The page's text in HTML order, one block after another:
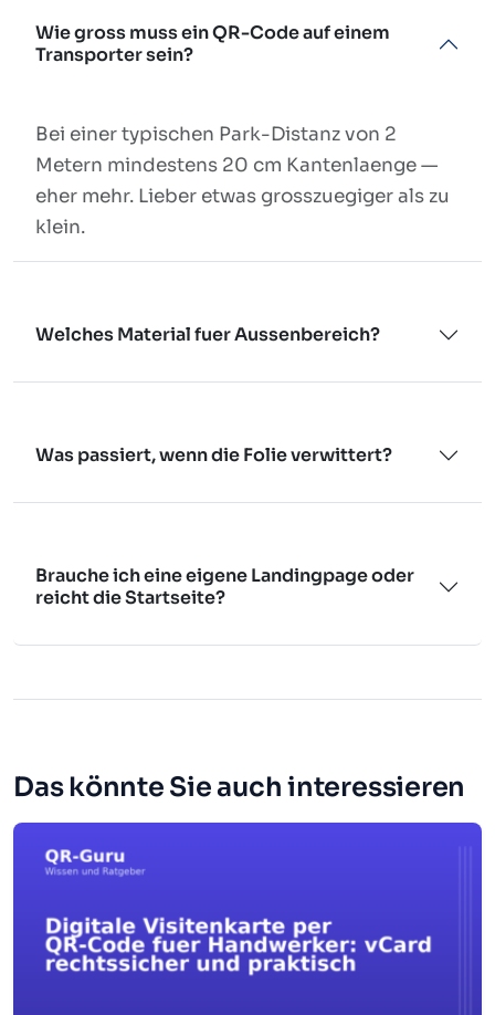
Wie gross muss ein QR-Code auf einem
Transporter sein?
Bei einer typischen Park-Distanz von 2
Metern mindestens 20 cm Kantenlaenge —
eher mehr. Lieber etwas grosszuegiger als zu
klein.
Welches Material fuer Aussenbereich?
Was passiert, wenn die Folie verwittert?
Brauche ich eine eigene Landingpage oder
reicht die Startseite?
Das könnte Sie auch interessieren